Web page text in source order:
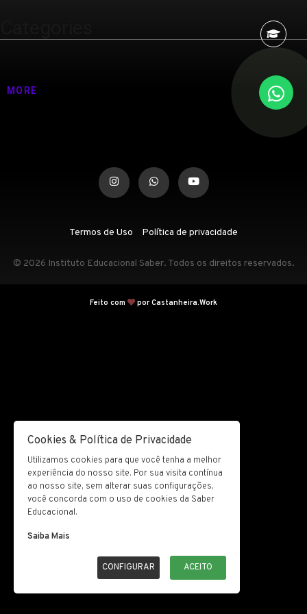
MORE
Termos de Uso Política de privacidade
© 2026 Instituto Educacional Saber. Todos os direitos reservados.
Feito com por Castanheira.Work
Cookies & Política de Privacidade
Utilizamos cookies para que você tenha a melhor
experiência do nosso site. Por sua visita contínua
ao nosso site, sem alterar suas configurações,
você concorda com o uso de cookies da Saber
Educacional.
Saiba Mais
CONFIGURAR ACEITO